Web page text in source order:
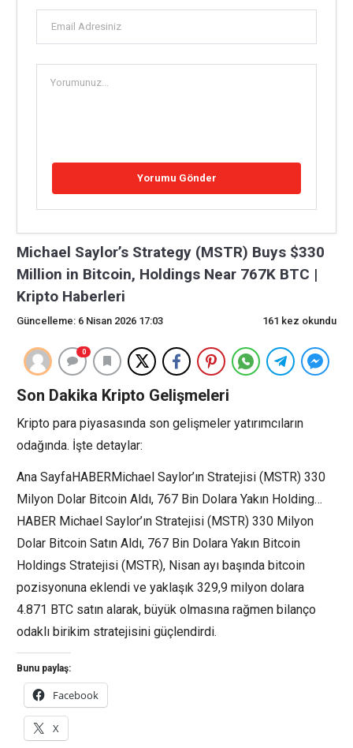
Michael Saylor’s Strategy (MSTR) Buys $330
Million in Bitcoin, Holdings Near 767K BTC |
Kripto Haberleri
Güncelleme: 6 Nisan 2026 17:03 161 kez okundu
0
Son Dakika Kripto Gelişmeleri
Kripto para piyasasında son gelişmeler yatırımcıların
odağında. İşte detaylar:
Ana SayfaHABERMichael Saylor’ın Stratejisi (MSTR) 330
Milyon Dolar Bitcoin Aldı, 767 Bin Dolara Yakın Holding…
HABER Michael Saylor’ın Stratejisi (MSTR) 330 Milyon
Dolar Bitcoin Satın Aldı, 767 Bin Dolara Yakın Bitcoin
Holdings Stratejisi (MSTR), Nisan ayı başında bitcoin
pozisyonuna eklendi ve yaklaşık 329,9 milyon dolara
4.871 BTC satın alarak, büyük olmasına rağmen bilanço
odaklı birikim stratejisini güçlendirdi.
Bunu paylaş:
Facebook
X